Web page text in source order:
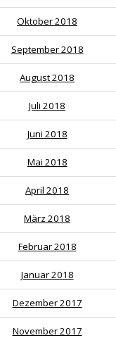
Oktober 2018
September 2018
August 2018
Juli 2018
Juni 2018
Mai 2018
April 2018
März 2018
Februar 2018
Januar 2018
Dezember 2017
November 2017